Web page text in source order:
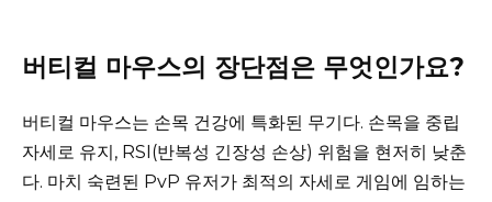
버티컬 마우스의 장단점은 무엇인가요?
버티컬 마우스는 손목 건강에 특화된 무기다. 손목을 중립
자세로 유지, RSI(반복성 긴장성 손상) 위험을 현저히 낮춘
다. 마치 숙련된 PvP 유저가 최적의 자세로 게임에 임하는